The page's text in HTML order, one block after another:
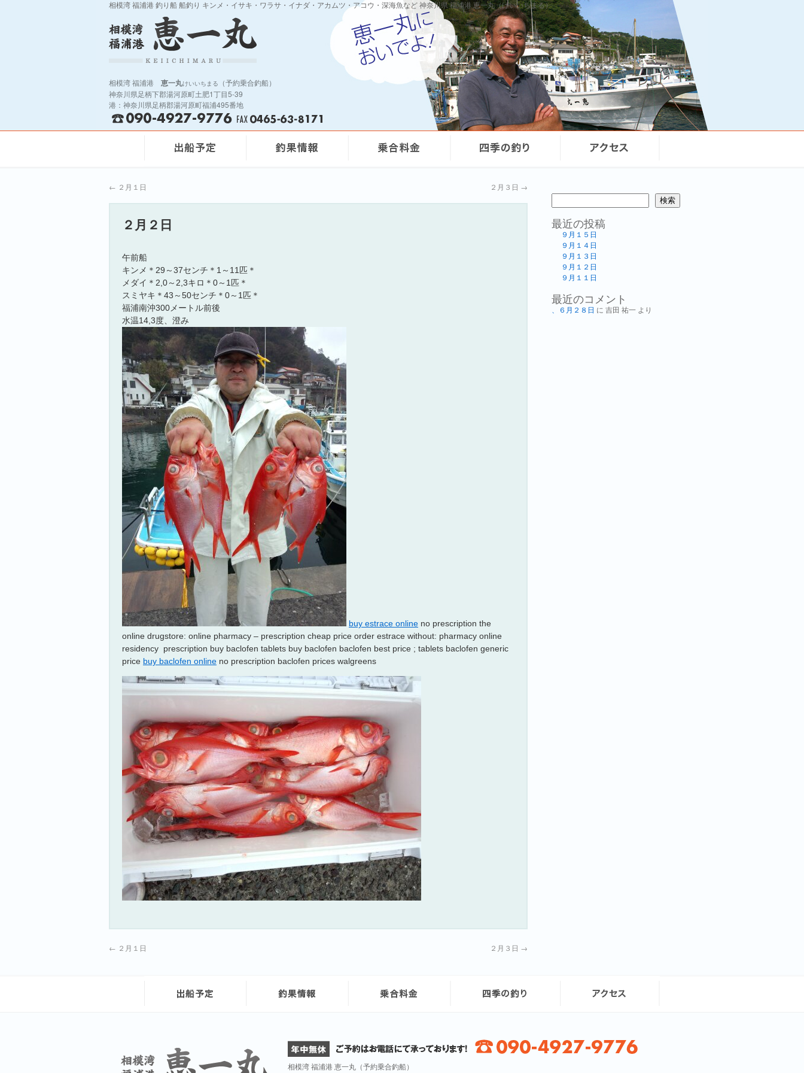
相模湾 福浦港 釣り船 船釣り キンメ・イサキ・ワラサ・イナダ・アカムツ・アコウ・深海魚など 神奈川県 福浦港 恵一丸（けいいちまる）
相模湾 福浦港 恵一丸けいいちまる
（予約乗合釣船）
神奈川県足柄下郡湯河原町土肥1丁目5-39
港：神奈川県足柄郡湯河原町福浦495番地
← ２月１日 ２月３日 →
２月２日
午前船
キンメ＊29～37センチ＊1～11匹＊
メダイ＊2,0～2,3キロ＊0～1匹＊
スミヤキ＊43～50センチ＊0～1匹＊
福浦南沖300メートル前後
水温14,3度、澄み
buy estrace online no prescription the
online drugstore: online pharmacy – prescription cheap price order estrace without: pharmacy online
residency prescription buy baclofen tablets buy baclofen baclofen best price ; tablets baclofen generic
price buy baclofen online no prescription baclofen prices walgreens
← ２月１日 ２月３日 →
検索
最近の投稿
９月１５日
９月１４日
９月１３日
９月１２日
９月１１日
最近のコメント
、６月２８日 に 吉田 祐一 より
相模湾 福浦港 恵一丸（予約乗合釣船）